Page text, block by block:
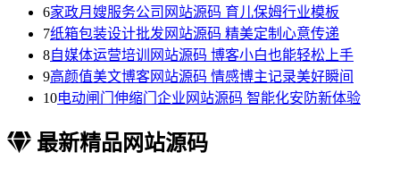
6家政月嫂服务公司网站源码 育儿保姆行业模板
7纸箱包装设计批发网站源码 精美定制心意传递
8自媒体运营培训网站源码 博客小白也能轻松上手
9高颜值美文博客网站源码 情感博主记录美好瞬间
10电动闸门伸缩门企业网站源码 智能化安防新体验
最新精品网站源码